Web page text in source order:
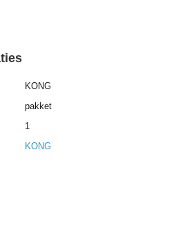
KONG
pakket
1
KONG